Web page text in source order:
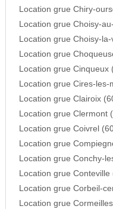
Location grue Chiry-
Location grue Choisy-
Location grue Choisy-
Location grue
Location grue Cinqueux
Location grue Cires-les-
Location grue Clairoix
Location grue Clermont
Location grue Coivrel
Location grue
Location grue Conchy-
Location grue Conteville
Location grue Corbeil-
Location grue